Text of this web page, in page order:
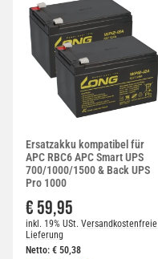
Ersatzakku kompatibel für
APC RBC6 APC Smart UPS
700/1000/1500 & Back UPS
Pro 1000
€ 59,95
inkl. 19% USt. Versandkostenfreie
Lieferung
Netto: € 50,38